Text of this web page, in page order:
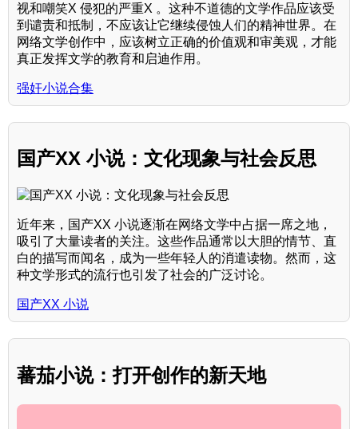
视和嘲笑X 侵犯的严重X 。这种不道德的文学作品应该受
到谴责和抵制，不应该让它继续侵蚀人们的精神世界。在
网络文学创作中，应该树立正确的价值观和审美观，才能
真正发挥文学的教育和启迪作用。
强奸小说合集
国产XX 小说：文化现象与社会反思
近年来，国产XX 小说逐渐在网络文学中占据一席之地，
吸引了大量读者的关注。这些作品通常以大胆的情节、直
白的描写而闻名，成为一些年轻人的消遣读物。然而，这
种文学形式的流行也引发了社会的广泛讨论。
国产XX 小说
蕃茄小说：打开创作的新天地